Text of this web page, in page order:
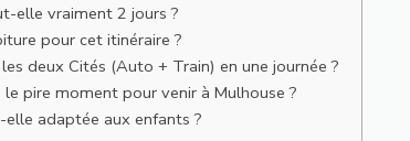
elle vraiment 2 jours ?
pour cet itinéraire ?
deux Cités (Auto + Train) en une journée ?
pire moment pour venir à Mulhouse ?
elle adaptée aux enfants ?